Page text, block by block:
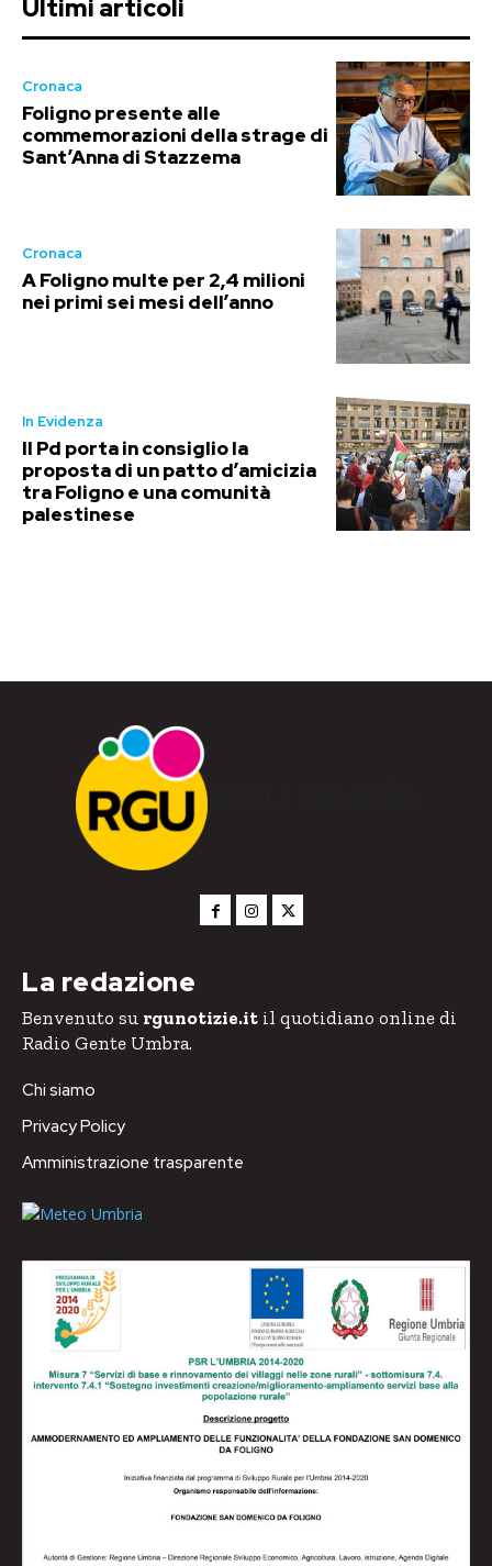
Ultimi articoli
Cronaca
Foligno presente alle
commemorazioni della strage di
Sant’Anna di Stazzema
Cronaca
A Foligno multe per 2,4 milioni
nei primi sei mesi dell’anno
In Evidenza
Il Pd porta in consiglio la
proposta di un patto d’amicizia
tra Foligno e una comunità
palestinese
RGU Notizie
La redazione
Benvenuto su rgunotizie.it il quotidiano online di
Radio Gente Umbra.
Chi siamo
Privacy Policy
Amministrazione trasparente